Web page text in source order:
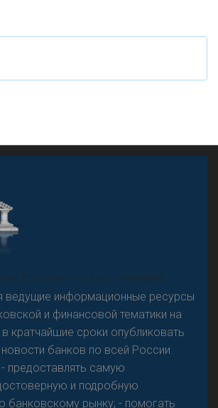
наличными деньгами при цифровом
России» – группа компаний,
информационные ресурсы
и финансовой тематики на
кратчайшие сроки опубликовать
банков по всей России.
предоставлять самую
и подробную
банковскому рынку; - помогать